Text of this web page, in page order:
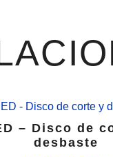
– Disco de
desbaste